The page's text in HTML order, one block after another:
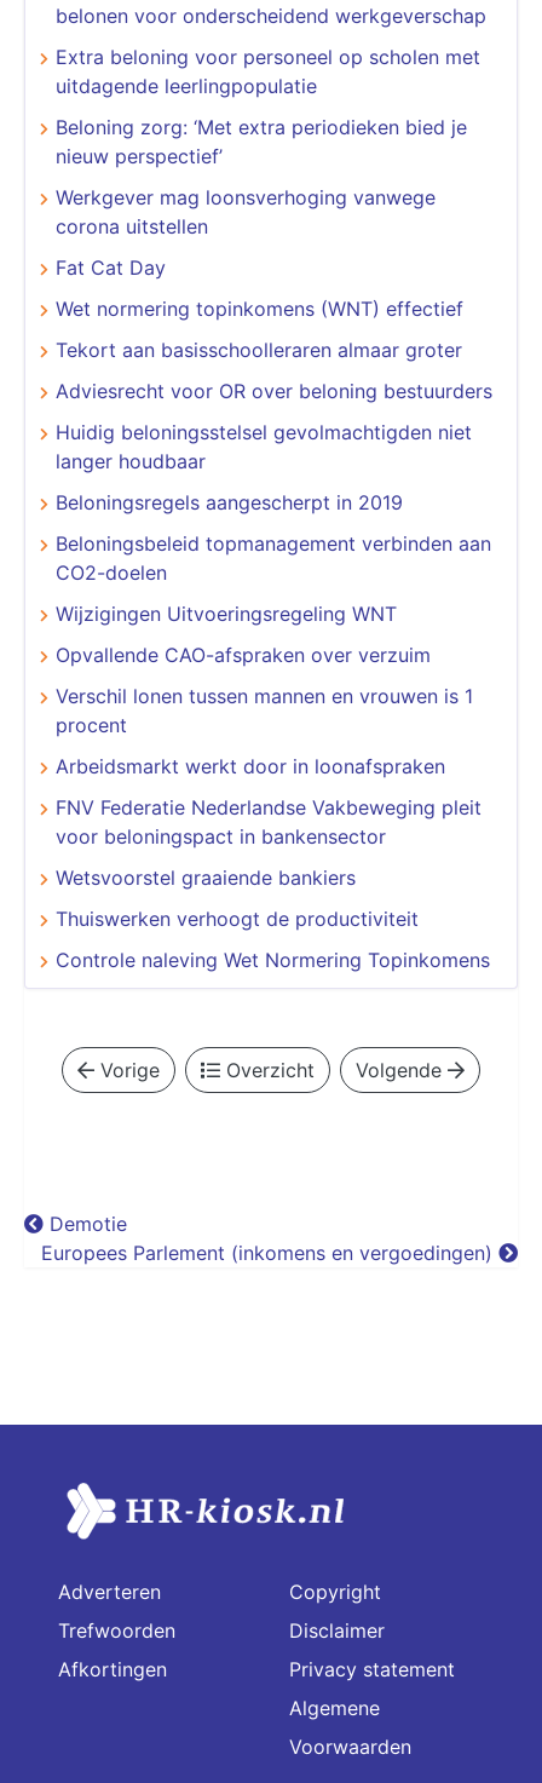
belonen voor onderscheidend werkgeverschap
Extra beloning voor personeel op scholen met
uitdagende leerlingpopulatie
Beloning zorg: ‘Met extra periodieken bied je
nieuw perspectief’
Werkgever mag loonsverhoging vanwege
corona uitstellen
Fat Cat Day
Wet normering topinkomens (WNT) effectief
Tekort aan basisschoolleraren almaar groter
Adviesrecht voor OR over beloning bestuurders
Huidig beloningsstelsel gevolmachtigden niet
langer houdbaar
Beloningsregels aangescherpt in 2019
Beloningsbeleid topmanagement verbinden aan
CO2-doelen
Wijzigingen Uitvoeringsregeling WNT
Opvallende CAO-afspraken over verzuim
Verschil lonen tussen mannen en vrouwen is 1
procent
Arbeidsmarkt werkt door in loonafspraken
FNV Federatie Nederlandse Vakbeweging pleit
voor beloningspact in bankensector
Wetsvoorstel graaiende bankiers
Thuiswerken verhoogt de productiviteit
Controle naleving Wet Normering Topinkomens
Vorige Overzicht Volgende
Demotie
Europees Parlement (inkomens en vergoedingen)
Adverteren
Trefwoorden
Afkortingen
Copyright
Disclaimer
Privacy statement
Algemene
Voorwaarden